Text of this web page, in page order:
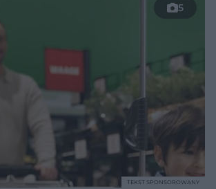
5
TEKST SPONSOROWANY